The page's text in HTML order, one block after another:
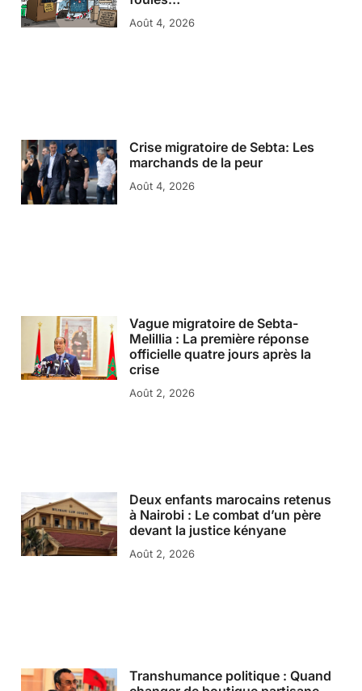
Août 4, 2026
Crise migratoire de Sebta: Les
marchands de la peur
Août 4, 2026
Vague migratoire de Sebta-
Melillia : La première réponse
officielle quatre jours après la
crise
Août 2, 2026
Deux enfants marocains retenus
à Nairobi : Le combat d’un père
devant la justice kényane
Août 2, 2026
Transhumance politique : Quand